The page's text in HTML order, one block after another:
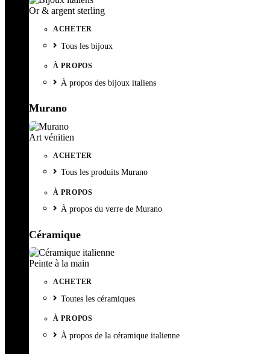
Or & argent sterling
ACHETER
Tous les bijoux
À PROPOS
À propos des bijoux italiens
Murano
Art vénitien
ACHETER
Tous les produits Murano
À PROPOS
À propos du verre de Murano
Céramique
Peinte à la main
ACHETER
Toutes les céramiques
À PROPOS
À propos de la céramique italienne